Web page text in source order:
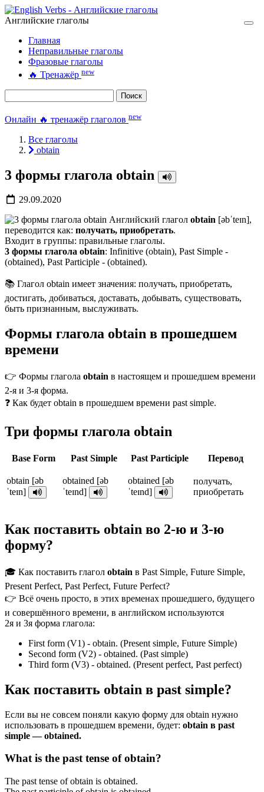
Английские глаголы
Главная
Неправильные глаголы
Фразовые глаголы
🔥 Тренажёр new
Поиск
Онлайн 🔥 тренажёр глаголов new
Все глаголы
obtain
3 формы глагола obtain
29.09.2020
Английский глагол obtain [əbˈteɪn],
переводится как: получать, приобретать.
Входит в группы: правильные глаголы.
3 формы глагола obtain: Infinitive (obtain), Past Simple -
(obtained), Past Participle - (obtained).
📚 Глагол obtain имеет значения: получать, приобретать,
достигать, добиваться, доставать, добывать, существовать,
быть признанным, выслуживать.
Формы глагола obtain в прошедшем
времени
👉 Формы глагола obtain в настоящем и прошедшем времени
2-я и 3-я форма.
❓ Как будет obtain в прошедшем времени past simple.
Три формы глагола obtain
Base Form Past Simple Past Participle Перевод
obtain [əb
ˈteɪn]
obtained [əb
ˈteɪnd]
obtained [əb
ˈteɪnd]
получать,
приобретать
Как поставить obtain во 2-ю и 3-ю
форму?
🎓 Как поставить глагол obtain в Past Simple, Future Simple,
Present Perfect, Past Perfect, Future Perfect?
👉 Всё очень просто, в этих временах прошедшего, будущего
и совершённого времени, в английском используются
2я и 3я форма глагола:
First form (V1) - obtain. (Present simple, Future Simple)
Second form (V2) - obtained. (Past simple)
Third form (V3) - obtained. (Present perfect, Past perfect)
Как поставить obtain в past simple?
Если вы не совсем поняли какую форму для obtain нужно
использовать в прошедшем времени, будет: obtain в past
simple — obtained.
What is the past tense of obtain?
The past tense of obtain is obtained.